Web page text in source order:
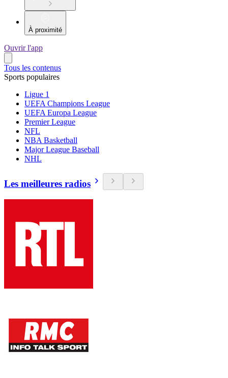
À proximité
Ouvrir l'app
Tous les contenus
Sports populaires
Ligue 1
UEFA Champions League
UEFA Europa League
Premier League
NFL
NBA Basketball
Major League Baseball
NHL
Les meilleures radios